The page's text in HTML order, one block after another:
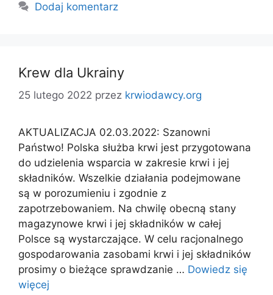
Dodaj komentarz
Krew dla Ukrainy
25 lutego 2022 przez krwiodawcy.org
AKTUALIZACJA 02.03.2022: Szanowni
Państwo! Polska służba krwi jest przygotowana
do udzielenia wsparcia w zakresie krwi i jej
składników. Wszelkie działania podejmowane
są w porozumieniu i zgodnie z
zapotrzebowaniem. Na chwilę obecną stany
magazynowe krwi i jej składników w całej
Polsce są wystarczające. W celu racjonalnego
gospodarowania zasobami krwi i jej składników
prosimy o bieżące sprawdzanie … Dowiedz się
więcej